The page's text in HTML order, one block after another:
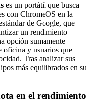
es un portátil que busca
con ChromeOS en la
de Google, que
un rendimiento
opción sumamente
oficina y usuarios que
Tras analizar sus
más equilibrados en su
en el rendimiento